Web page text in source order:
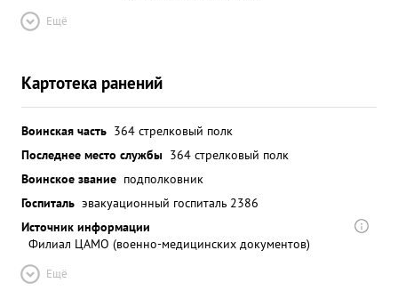
Ещё
Картотека ранений
Воинская часть 364 стрелковый полк
Последнее место службы 364 стрелковый полк
Воинское звание подполковник
Госпиталь эвакуационный госпиталь 2386
Источник информации
Филиал ЦАМО (военно-медицинских документов)
Ещё